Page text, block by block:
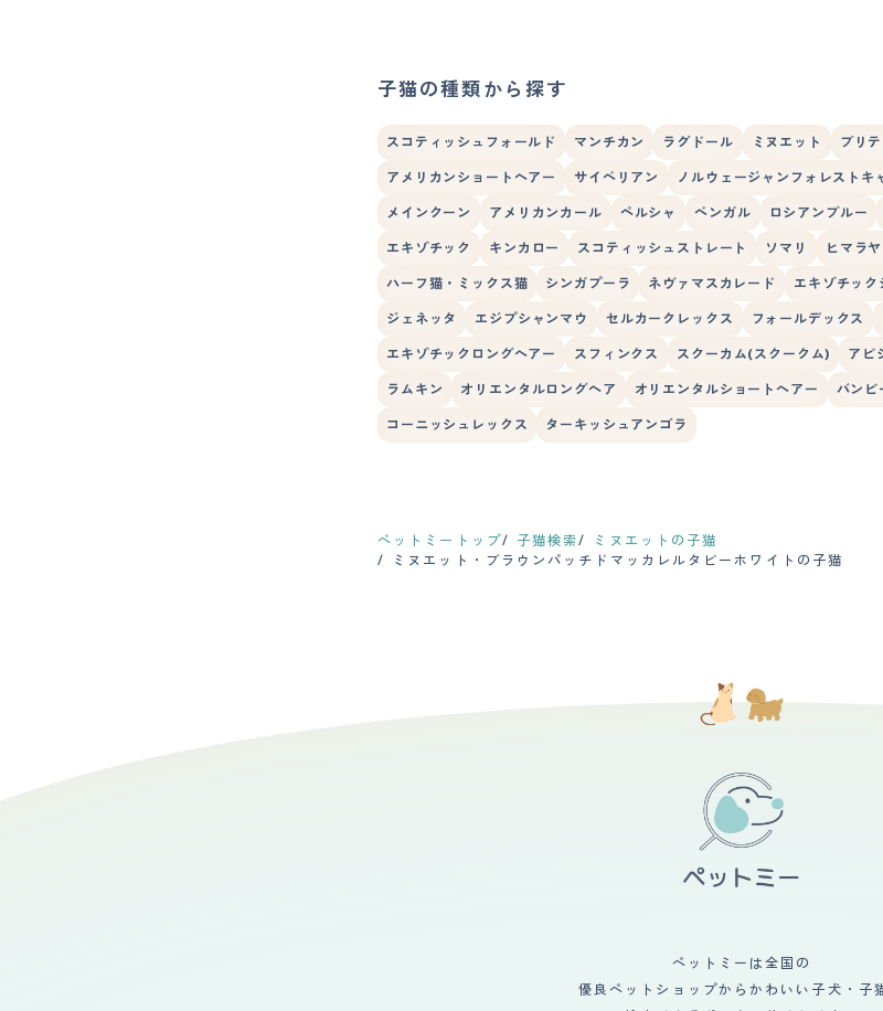
子猫の種類から探す
スコティッシュフォールド マンチカン ラグドール ミヌエット ブリ
アメリカンショートヘアー サイベリアン ノルウェージャンフォレストキ
メインクーン アメリカンカール ペルシャ ベンガル ロシアンブルー
エキゾチック キンカロー スコティッシュストレート ソマリ ヒマラ
ハーフ猫・ミックス猫 シンガプーラ ネヴァマスカレード エキゾチック
ジェネッタ エジプシャンマウ セルカークレックス フォールデックス
エキゾチックロングヘアー スフィンクス スクーカム(スクークム) アビ
ラムキン オリエンタルロングヘア オリエンタルショートヘアー バンビ
コーニッシュレックス ターキッシュアンゴラ
ペットミートップ 子猫検索
ミヌエットの子猫
ミヌエット・ブラウンパッチドマッカレルタビーホワイトの子猫
ペットミーは全国の
優良ペットショップからかわいい子犬・子